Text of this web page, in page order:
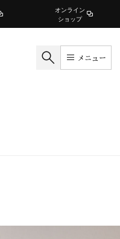
オンライン
ショップ
メニュー